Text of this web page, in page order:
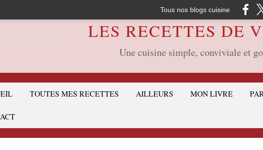
Tous nos blogs cuisine
LES RECETTES DE
Une cuisine simple, conviviale et
TOUTES MES RECETTES AILLEURS MON LIVRE